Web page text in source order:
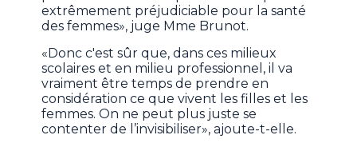
extrêmement préjudiciable pour la santé
des femmes», juge Mme Brunot.
«Donc c'est sûr que, dans ces milieux
scolaires et en milieu professionnel, il va
vraiment être temps de prendre en
considération ce que vivent les filles et les
femmes. On ne peut plus juste se
contenter de l’invisibiliser», ajoute-t-elle.